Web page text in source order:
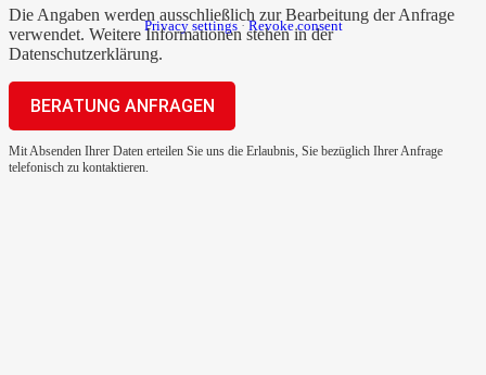
Die Angaben werden ausschließlich zur Bearbeitung der Anfrage
verwendet. Weitere Informationen stehen in der
Datenschutzerklärung.
Mit Absenden Ihrer Daten erteilen Sie uns die Erlaubnis, Sie bezüglich Ihrer Anfrage
telefonisch zu kontaktieren.
Privacy settings ·Revoke consent